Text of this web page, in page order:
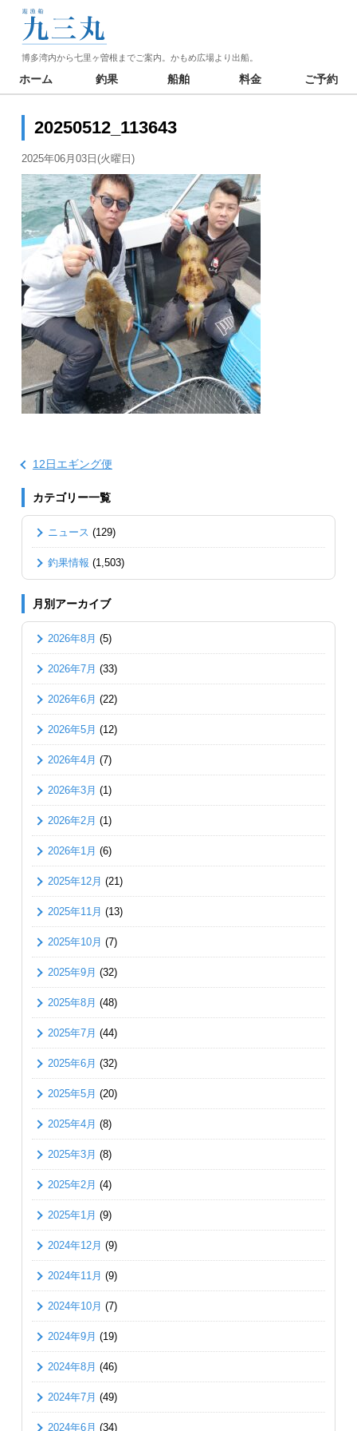
博多湾内から七里ヶ曽根までご案内。かもめ広場より出船。
ホーム 釣果 船舶 料金 ご予約
20250512_113643
2025年06月03日(火曜日)
12日エギング便
カテゴリー一覧
ニュース (129)
釣果情報 (1,503)
月別アーカイブ
2026年8月 (5)
2026年7月 (33)
2026年6月 (22)
2026年5月 (12)
2026年4月 (7)
2026年3月 (1)
2026年2月 (1)
2026年1月 (6)
2025年12月 (21)
2025年11月 (13)
2025年10月 (7)
2025年9月 (32)
2025年8月 (48)
2025年7月 (44)
2025年6月 (32)
2025年5月 (20)
2025年4月 (8)
2025年3月 (8)
2025年2月 (4)
2025年1月 (9)
2024年12月 (9)
2024年11月 (9)
2024年10月 (7)
2024年9月 (19)
2024年8月 (46)
2024年7月 (49)
2024年6月 (34)